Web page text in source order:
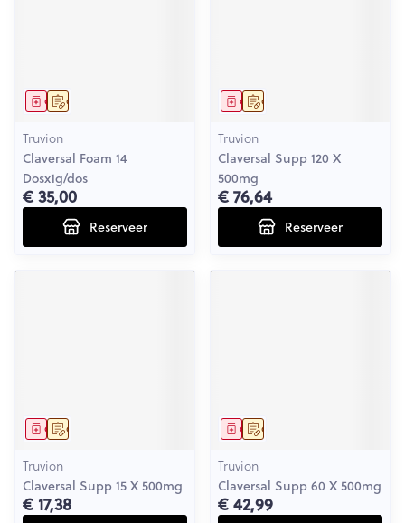
Op voorschrift
Geneesmiddel
Truvion
Claversal Foam 14
Dosx1g/dos
€ 35,00
Reserveer
Op voorschrift
Geneesmiddel
Truvion
Claversal Supp 120 X
500mg
€ 76,64
Reserveer
Op voorschrift
Geneesmiddel
Truvion
Claversal Supp 15 X 500mg
€ 17,38
Op voorschrift
Geneesmiddel
Truvion
Claversal Supp 60 X 500mg
€ 42,99